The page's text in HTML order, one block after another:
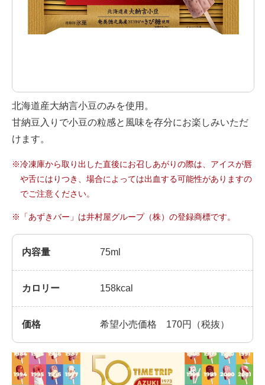
採用情報
English
北海道産大納言小豆のみを使用。
甘納豆入りで小豆の粒感と風味を存分にお楽しみいただ
けます。
※冷凍庫から取り出した直後にお召しあがりの際は、アイスが唇
や舌にはりつき、場合によっては出血する可能性がありますの
でご注意ください。
※「あずきバー」は井村屋グループ（株）の登録商標です。
内容量 75ml
カロリー 158kcal
価格 希望小売価格 170円（税抜）